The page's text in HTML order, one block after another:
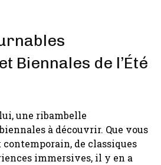
Biennales de l’Été
une ribambelle
à découvrir. Que vous
contemporain, de classiques
immersives, il y en a